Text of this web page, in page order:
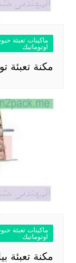
ماكينات تعبئة
اوتوماتيك
مكنة تعبئة
ماكينات تعبئة
اوتوماتيك
مكنة تعبئة